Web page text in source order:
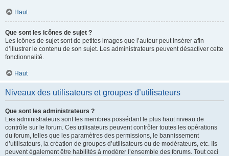
Haut
Que sont les icônes de sujet ?
Les icônes de sujet sont de petites images que l’auteur peut insérer afin
d’illustrer le contenu de son sujet. Les administrateurs peuvent désactiver cette
fonctionnalité.
Haut
Niveaux des utilisateurs et groupes d’utilisateurs
Que sont les administrateurs ?
Les administrateurs sont les membres possédant le plus haut niveau de
contrôle sur le forum. Ces utilisateurs peuvent contrôler toutes les opérations
du forum, telles que les paramètres des permissions, le bannissement
d’utilisateurs, la création de groupes d’utilisateurs ou de modérateurs, etc. Ils
peuvent également être habilités à modérer l’ensemble des forums. Tout ceci